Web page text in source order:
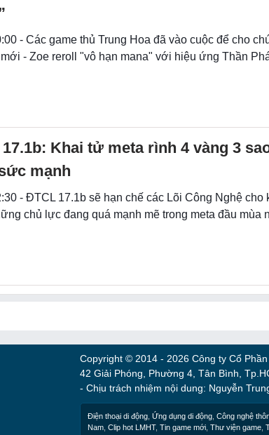
- Các game thủ Trung Hoa đã vào cuộc để cho
- Zoe reroll "vô hạn mana" với hiệu ứng Thần
Khai tử meta rình 4 vàng 3
mạnh
- ĐTCL 17.1b sẽ hạn chế các Lõi Công Nghệ cho
chủ lực đang quá mạnh mẽ trong meta đầu mùa
Copyright © 2014 - 2026 Công ty Cổ
42 Giải Phóng, Phường 4, Tân Bình,
- Chịu trách nhiệm nội dung: Nguyễn
Điện thoại di động Ứng dụng di động Công nghệ
Nam Clip hot LMHT, Tin game mới Thư viện game